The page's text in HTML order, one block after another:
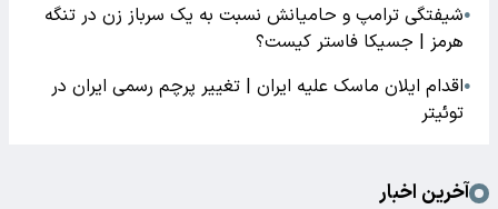
●شیفتگی ترامپ و حامیانش نسبت به یک سرباز زن در تنگه
هرمز | جسیکا فاستر کیست؟
●اقدام ایلان ماسک علیه ایران | تغییر پرچم رسمی ایران در
توئیتر
آخرین اخبار